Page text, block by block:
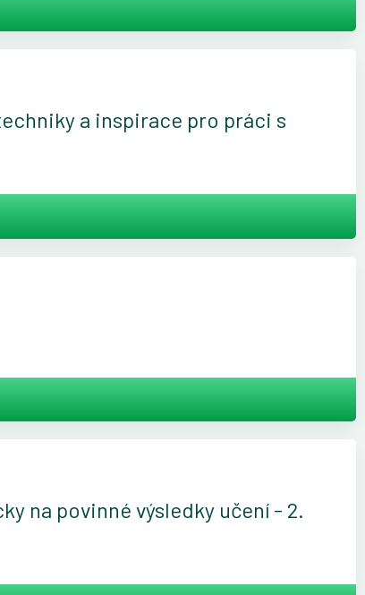
a inspirace pro práci s
na povinné výsledky učení - 2.